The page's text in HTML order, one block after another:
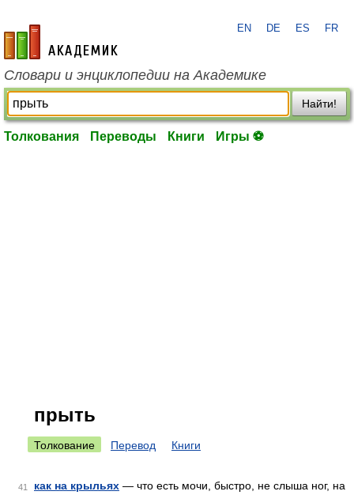
academic.ru
EN DE ES FR
Словари и энциклопедии на Академике
Найти!
Толкования Переводы Книги Игры ⚽
прыть
Толкование Перевод Книги
41 как на крыльях — что есть мочи, быстро, не слыша ног, на